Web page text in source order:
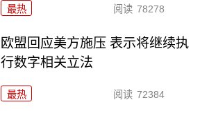
最热 阅读 78278
欧盟回应美方施压 表示将继续执
行数字相关立法
最热 阅读 72384